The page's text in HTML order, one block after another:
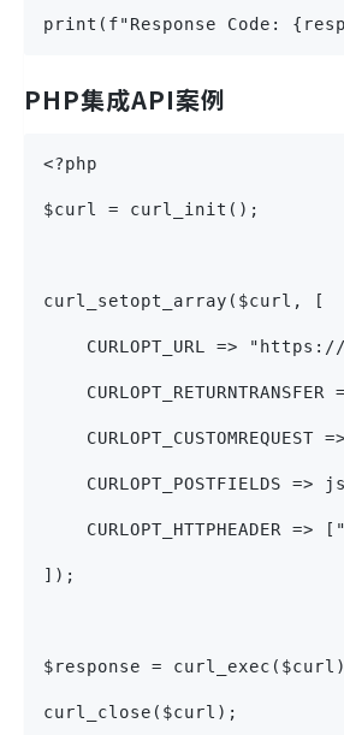
print(f"Response Code:
PHP集成API案例
<?php
$curl = curl_init();
curl_setopt_array($curl, [
CURLOPT_URL =>
CURLOPT_RETURNTRANSFER
CURLOPT_CUSTOMREQUEST
CURLOPT_POSTFIELDS =>
CURLOPT_HTTPHEADER =>
]);
$response =
curl_close($curl);